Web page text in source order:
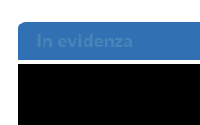
In evidenza